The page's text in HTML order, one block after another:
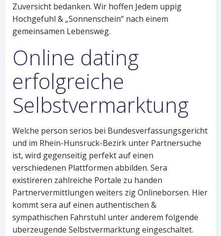
Zuversicht bedanken. Wir hoffen Jedem uppig
Hochgefuhl & „Sonnenschein“ nach einem
gemeinsamen Lebensweg.
Online dating
erfolgreiche
Selbstvermarktung
Welche person serios bei Bundesverfassungsgericht
und im Rhein-Hunsruck-Bezirk unter Partnersuche
ist, wird gegenseitig perfekt auf einen
verschiedenen Plattformen abbilden. Sera
existireren zahlreiche Portale zu handen
Partnervermittlungen weiters zig Onlineborsen. Hier
kommt sera auf einen authentischen &
sympathischen Fahrstuhl unter anderem folgende
uberzeugende Selbstvermarktung eingeschaltet.